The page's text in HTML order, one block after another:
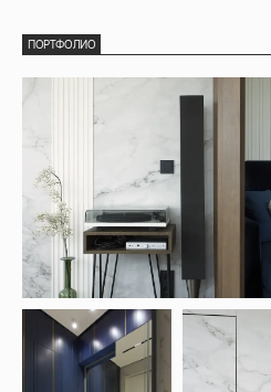
ПОРТФОЛИО